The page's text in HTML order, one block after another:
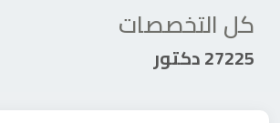
كل التخصصات
27225 دكتور